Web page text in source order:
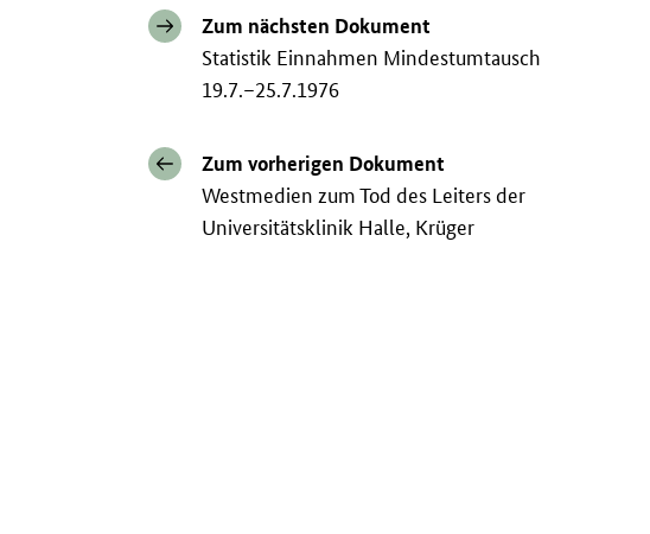
Zum nächsten Dokument
Statistik Einnahmen Mindestumtausch
19.7.–25.7.1976
Zum vorherigen Dokument
Westmedien zum Tod des Leiters der
Universitätsklinik Halle, Krüger